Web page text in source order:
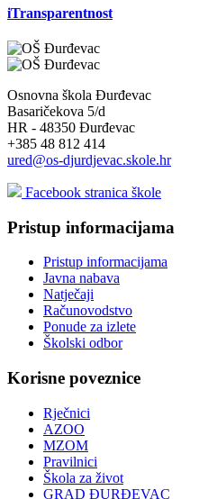
iTransparentnost
Osnovna škola Đurđevac
Basaričekova 5/d
HR - 48350 Đurđevac
+385 48 812 414
ured@os-djurdjevac.skole.hr
Facebook stranica škole
Pristup informacijama
Pristup informacijama
Javna nabava
Natječaji
Računovodstvo
Ponude za izlete
Školski odbor
Korisne poveznice
Rječnici
AZOO
MZOM
Pravilnici
Škola za život
GRAD ĐURĐEVAC